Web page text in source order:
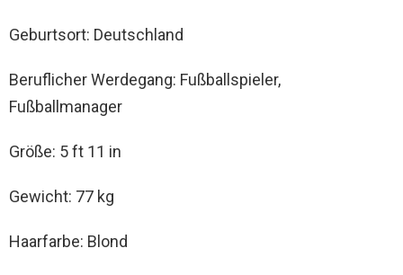
Geburtsort: Deutschland
Beruflicher Werdegang: Fußballspieler,
Fußballmanager
Größe: 5 ft 11 in
Gewicht: 77 kg
Haarfarbe: Blond